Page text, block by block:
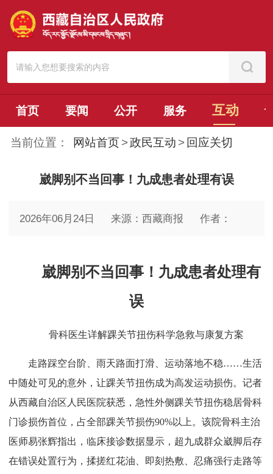
首页 要闻 公开 服务 互动
当前位置： 网站首页 >政民互动 > 回应关切
崴脚别不当回事！九成患者处理有误
2026年06月24日 来源：西藏商报 作者：
崴脚别不当回事！九成患者处理有
误
骨科医生详解踝关节扭伤科学急救与康复方案
走路踩空台阶、雨天路面打滑、运动落地不稳……生活
中随处可见的意外，让踝关节扭伤成为高发运动损伤。记者
从西藏自治区人民医院获悉，急性外侧踝关节扭伤稳居骨科
门诊损伤首位，占全部踝关节损伤90%以上。该院骨科主治
医师易张辉指出，临床接诊数据显示，超九成群众崴脚后存
在错误处置行为，揉搓红花油、即刻热敷、忍痛强行走路等